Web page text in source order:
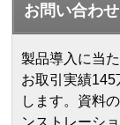
お問い合わ
製品導入に当
お取引実績145
します。 資料
ンストレーシ